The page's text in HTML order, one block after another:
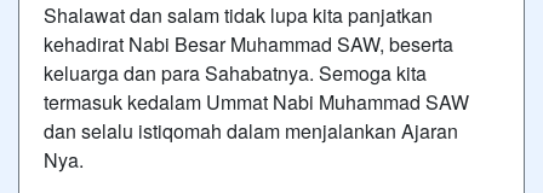
Shalawat dan salam tidak lupa kita panjatkan
kehadirat Nabi Besar Muhammad SAW, beserta
keluarga dan para Sahabatnya. Semoga kita
termasuk kedalam Ummat Nabi Muhammad SAW
dan selalu istiqomah dalam menjalankan Ajaran
Nya.